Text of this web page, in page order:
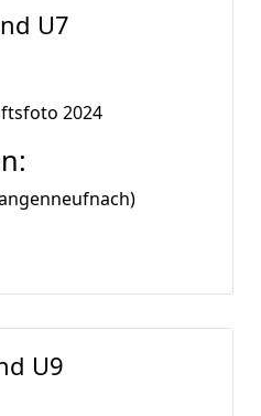
U7
U9